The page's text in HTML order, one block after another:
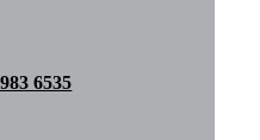
6535